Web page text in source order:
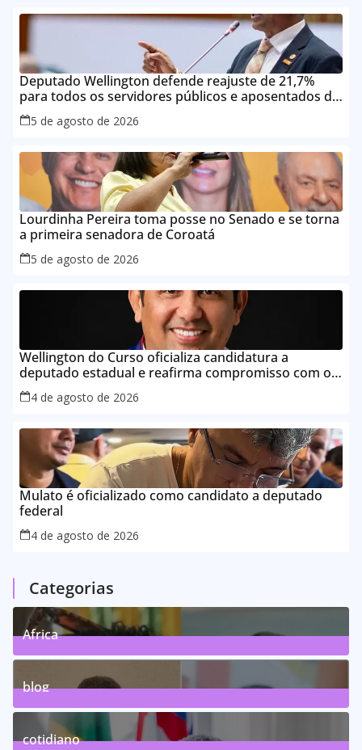
Deputado Wellington defende reajuste de 21,7%
para todos os servidores públicos e aposentados do
Maranhão
5 de agosto de 2026
Lourdinha Pereira toma posse no Senado e se torna
a primeira senadora de Coroatá
5 de agosto de 2026
Wellington do Curso oficializa candidatura a
deputado estadual e reafirma compromisso com o
povo do Maranhão
4 de agosto de 2026
Mulato é oficializado como candidato a deputado
federal
4 de agosto de 2026
Categorias
Africa
0Posts
blog
75Posts
cotidiano